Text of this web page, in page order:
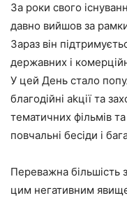
За роки свого
давно вийшов за
Зараз він
державних і
У цей День стало
благодійні аkції та
тематичних фільмів
повчальні бесіди і
Переважна більшість
цим негативним